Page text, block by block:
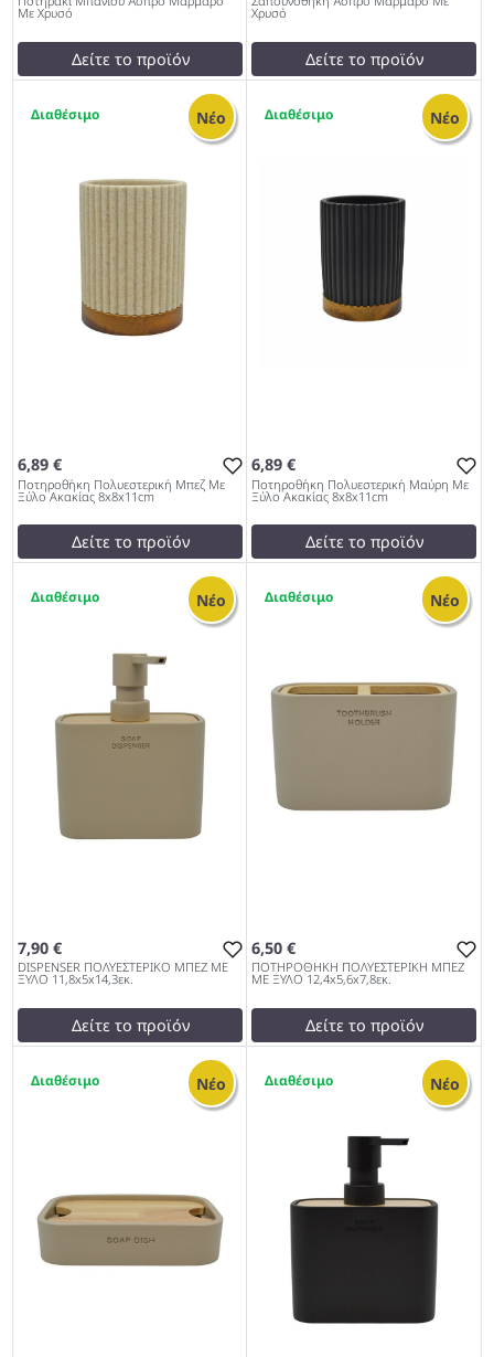
Με Χρυσό
Δείτε το προϊόν
12,00 €
testFalse
Ποτηράκι Μπάνιου Άσπρο
Χρυσό
Δείτε το προϊόν
14,00 €
testFalse
Νέο
6,89 €
Ποτηροθήκη Πολυεστερική Μπεζ Με
Ξύλο Ακακίας 8x8x11cm
Δείτε το προϊόν
testFalse
Ποτηροθήκη Πολυεστερική
Μπεζ Με Ξύλο Ακακίας
Νέο
6,89 €
Ποτηροθήκη Πολυεστερική Μαύρη Με
Ξύλο Ακακίας 8x8x11cm
Δείτε το προϊόν
testFalse
Ποτηροθήκη Πολυεστερική
8x8x11cm 962
Νέο
7,90 €
DISPENSER ΠΟΛΥΕΣΤΕΡΙΚΟ ΜΠΕΖ ΜΕ
ΞΥΛΟ 11,8x5x14,3εκ.
Δείτε το προϊόν
testFalse
DISPENSER ΠΟΛΥΕΣΤΕΡΙΚΟ
Νέο
6,50 €
ΠΟΤΗΡΟΘΗΚΗ ΠΟΛΥΕΣΤΕΡΙΚΗ ΜΠΕΖ
ΜΕ ΞΥΛΟ 12,4x5,6x7,8εκ.
Δείτε το προϊόν
testFalse
ΠΟΛΥΕΣΤΕΡΙΚΗ ΜΠΕΖ ΜΕ
ΞΥΛΟ 12,4x5,6x7,8εκ. 962
Νέο Νέο